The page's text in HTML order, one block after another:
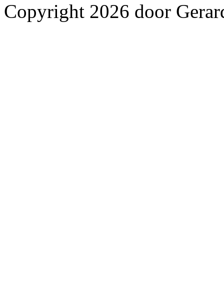
Copyright 2026 door